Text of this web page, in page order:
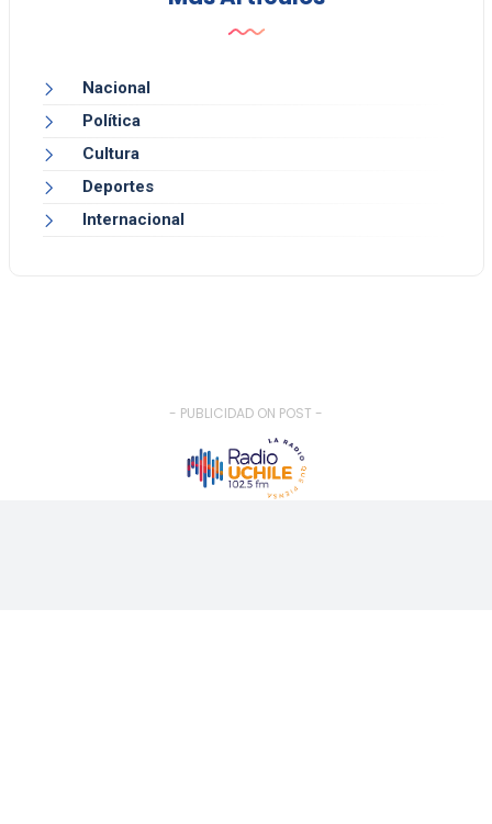
Nacional
Política
Cultura
Deportes
Internacional
- PUBLICIDAD ON POST -